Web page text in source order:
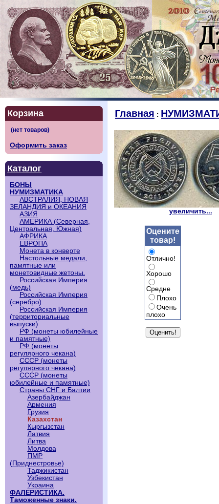
Корзина
Оформить заказ
Каталог
БОНЫ
НУМИЗМАТИКА
АВСТРАЛИЯ, НОВАЯ
ЗЕЛАНДИЯ и ОКЕАНИЯ
АЗИЯ
АМЕРИКА (Северная,
Центральная, Южная)
АФРИКА
ЕВРОПА
Монета в конверте
Настольные медали,
памятные или
монетовидные жетоны.
Российская Империя
(медь)
Российская Империя
(серебро)
Российская Империя
(территориальные
выпуски)
РФ (монеты юбилейные
и памятные)
РФ (монеты
регулярного чекана)
СССР (монеты
регулярного чекана)
СССР (монеты
юбилейные и памятные)
Страны СНГ и Балтии
Азербайджан
Армения
Грузия
Казахстан
Кыргызстан
Латвия
Литва
Молдова
ПМР
(Приднестровье)
Таджикистан
Узбекистан
Украина
ФАЛЕРИСТИКА.
Таможенные знаки.
Главная :
увеличить...
Оцените
товар!
Отлично!
Хорошо
Средне
Плохо
Очень
плохо